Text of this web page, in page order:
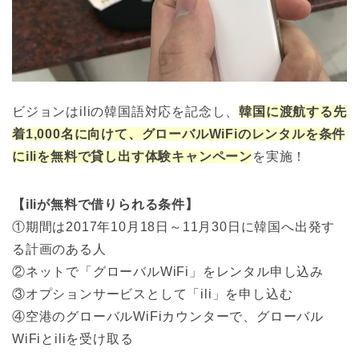
ビジョンはiliの韓国語対応を記念し、韓国に渡航する先
着1,000名に向けて、グローバルWiFiのレンタルを条件
にiliを無料で貸し出す体験キャンペーンを実施！
【iliが無料で借りられる条件】
①期間は2017年10月18日～11月30日に韓国へ出発す
る計画のある人
②ネットで「グローバルWiFi」をレンタル申し込み
③オプションサービスとして「ili」を申し込む
④空港のグローバルWiFiカウンターで、グローバル
WiFiとiliを受け取る